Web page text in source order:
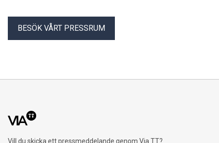
BESÖK VÅRT PRESSRUM
Vill du skicka ett pressmeddelande genom Via TT?